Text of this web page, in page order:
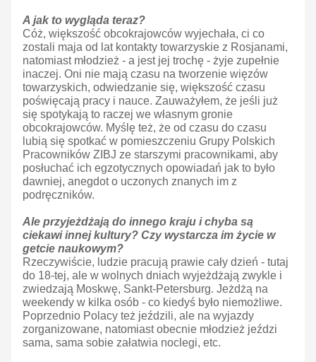
A jak to wygląda teraz?
Cóż, większość obcokrajowców wyjechała, ci co
zostali maja od lat kontakty towarzyskie z Rosjanami,
natomiast młodzież - a jest jej trochę - żyje zupełnie
inaczej. Oni nie mają czasu na tworzenie więzów
towarzyskich, odwiedzanie się, większość czasu
poświęcają pracy i nauce. Zauważyłem, że jeśli już
się spotykają to raczej we własnym gronie
obcokrajowców. Myślę też, że od czasu do czasu
lubią się spotkać w pomieszczeniu Grupy Polskich
Pracowników ZIBJ ze starszymi pracownikami, aby
posłuchać ich egzotycznych opowiadań jak to było
dawniej, anegdot o uczonych znanych im z
podręczników.
Ale przyjeżdżają do innego kraju i chyba są
ciekawi innej kultury? Czy wystarcza im życie w
getcie naukowym?
Rzeczywiście, ludzie pracują prawie cały dzień - tutaj
do 18-tej, ale w wolnych dniach wyjeżdżają zwykle i
zwiedzają Moskwę, Sankt-Petersburg. Jeżdżą na
weekendy w kilka osób - co kiedyś było niemożliwe.
Poprzednio Polacy też jeździli, ale na wyjazdy
zorganizowane, natomiast obecnie młodzież jeździ
sama, sama sobie załatwia noclegi, etc.